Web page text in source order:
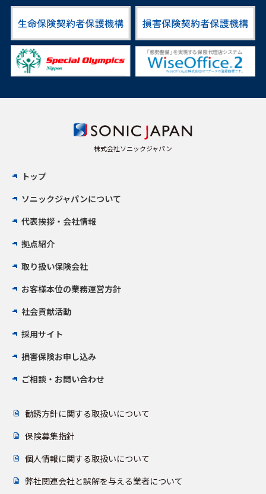
株式会社ソニックジャパン
トップ
ソニックジャパンについて
代表挨拶・会社情報
拠点紹介
取り扱い保険会社
お客様本位の業務運営方針
社会貢献活動
採用サイト
損害保険お申し込み
ご相談・お問い合わせ
勧誘方針に関する取扱いについて
保険募集指針
個人情報に関する取扱いについて
弊社関連会社と誤解を与える業者について